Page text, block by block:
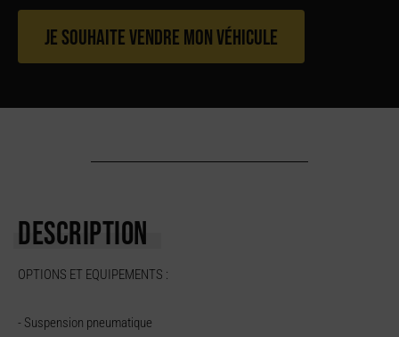
Je souhaite vendre mon véhicule
DESCRIPTION
OPTIONS ET EQUIPEMENTS :
- Suspension pneumatique